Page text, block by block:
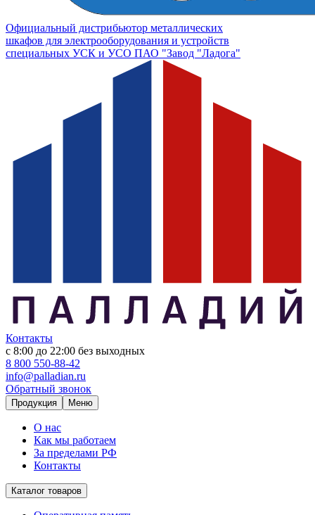
Официальный дистрибьютор металлических
шкафов для электрооборудования и устройств
специальных УСК и УСО ПАО "Завод "Ладога"
Контакты
с 8:00 до 22:00 без выходных
8 800 550-88-42
info@palladian.ru
Обратный звонок
Продукция Меню
О нас
Как мы работаем
За пределами РФ
Контакты
Каталог товаров